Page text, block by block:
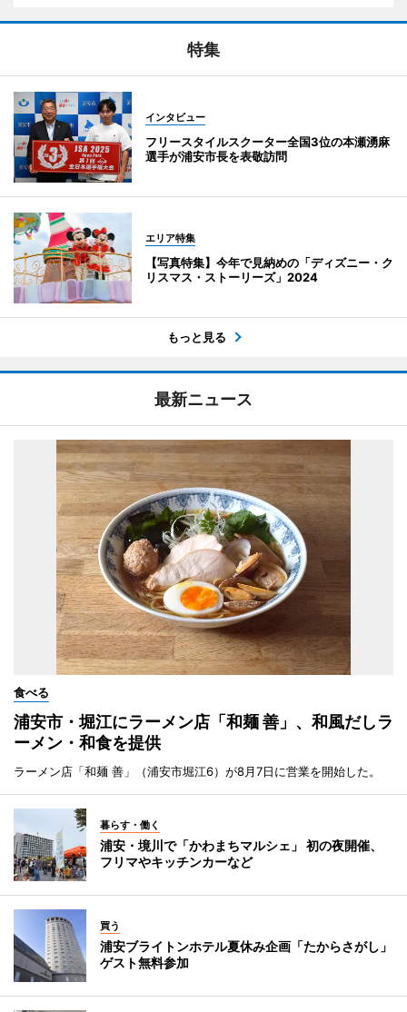
特集
インタビュー
フリースタイルスクーター全国3位の本瀬湧麻
選手が浦安市長を表敬訪問
エリア特集
【写真特集】今年で見納めの「ディズニー・ク
リスマス・ストーリーズ」2024
もっと見る
最新ニュース
食べる
浦安市・堀江にラーメン店「和麺 善」、和風だしラ
ーメン・和食を提供
ラーメン店「和麺 善」（浦安市堀江6）が8月7日に営業を開始した。
暮らす・働く
浦安・境川で「かわまちマルシェ」 初の夜開催、
フリマやキッチンカーなど
買う
浦安ブライトンホテル夏休み企画「たからさがし」
ゲスト無料参加